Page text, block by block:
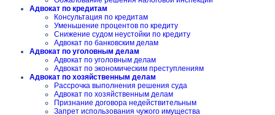
Адвокат по кредитам
Консультация по кредитам
Уменьшение процентов по кредиту
Снижение судом неустойки по кредиту
Адвокат по банковским делам
Адвокат по уголовным делам
Адвокат по уголовным делам
Адвокат по экономическим преступлениям
Адвокат по хозяйственным делам
Рассрочка выполнения решения суда
Адвокат по хозяйственным делам
Признание договора недействительным
Запрет использования чужого имущества